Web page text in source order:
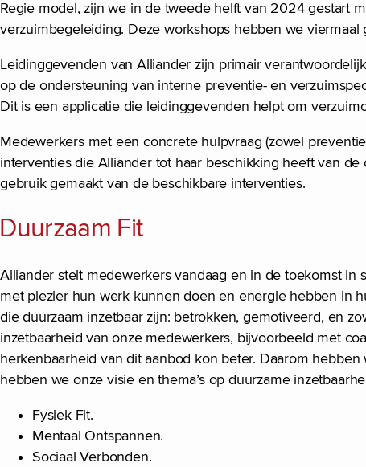
Regie model, zijn we in de tweede helft van 2024 gestart
verzuimbegeleiding. Deze workshops hebben we
Leidinggevenden van Alliander zijn primair
op de ondersteuning van interne preventie- en
Dit is een applicatie die leidinggevenden helpt om
Medewerkers met een concrete hulpvraag (zowel
interventies die Alliander tot haar beschikking heeft van
gebruik gemaakt van de beschikbare interventies.
Duurzaam Fit
Alliander stelt medewerkers vandaag en in de toekomst in
met plezier hun werk kunnen doen en energie hebben in
die duurzaam inzetbaar zijn: betrokken, gemotiveerd, en
inzetbaarheid van onze medewerkers, bijvoorbeeld met
herkenbaarheid van dit aanbod kon beter. Daarom
hebben we onze visie en thema’s op duurzame
Fysiek Fit.
Mentaal Ontspannen.
Sociaal Verbonden.